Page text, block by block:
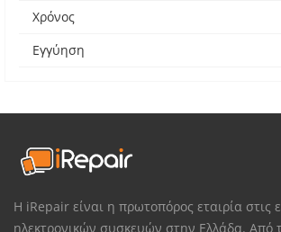
Χρόνος
Εγγύηση
Η iRepair είναι η πρωτοπόρος εταιρία στις
ηλεκτρονικών συσκευών στην Ελλάδα. Από